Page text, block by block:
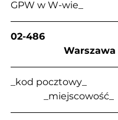
GPW w W-wie_
02-
                  Warszawa
_kod
              _miejscowość_